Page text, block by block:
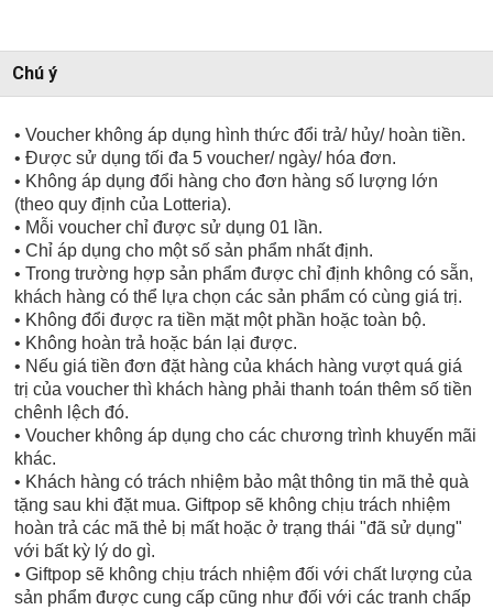
Chú ý
• Voucher không áp dụng hình thức đổi trả/ hủy/ hoàn tiền.
• Được sử dụng tối đa 5 voucher/ ngày/ hóa đơn.
• Không áp dụng đổi hàng cho đơn hàng số lượng lớn
(theo quy định của Lotteria).
• Mỗi voucher chỉ được sử dụng 01 lần.
• Chỉ áp dụng cho một số sản phẩm nhất định.
• Trong trường hợp sản phẩm được chỉ định không có sẵn,
khách hàng có thể lựa chọn các sản phẩm có cùng giá trị.
• Không đổi được ra tiền mặt một phần hoặc toàn bộ.
• Không hoàn trả hoặc bán lại được.
• Nếu giá tiền đơn đặt hàng của khách hàng vượt quá giá
trị của voucher thì khách hàng phải thanh toán thêm số tiền
chênh lệch đó.
• Voucher không áp dụng cho các chương trình khuyến mãi
khác.
• Khách hàng có trách nhiệm bảo mật thông tin mã thẻ quà
tặng sau khi đặt mua. Giftpop sẽ không chịu trách nhiệm
hoàn trả các mã thẻ bị mất hoặc ở trạng thái "đã sử dụng"
với bất kỳ lý do gì.
• Giftpop sẽ không chịu trách nhiệm đối với chất lượng của
sản phẩm được cung cấp cũng như đối với các tranh chấp